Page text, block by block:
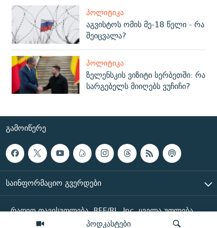
პოდკასტები
ᲞᲝᲚᲘᲢᲘᲙᲐ
აგვისტოს ომის მე-18 წელი - რა
შეიცვალა?
ᲞᲝᲚᲘᲢᲘᲙᲐ
ზელენსკის ვიზიტი სერბეთში: რა
სარგებელს მიიღებს ვუჩიჩი?
ᲒᲐᲛᲝᲘᲬᲔᲠᲔ
ᲡᲐᲘᲜᲤᲝᲠᲛᲐᲪᲘᲝ ᲒᲕᲔᲠᲓᲔᲑᲘ
რადიო თავისუფლება, RFE/RL, Inc. ყველა უფლება
დაცულია